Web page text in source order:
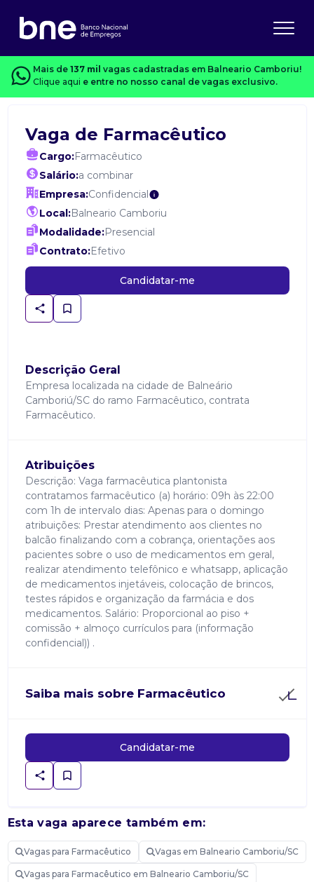
Mais de 137 mil vagas cadastradas em Balneario Camboriu!
Clique aqui e entre no nosso canal de vagas exclusivo.
Vaga de Farmacêutico
Cargo:Farmacêutico
Salário:a combinar
Empresa:Confidencial
Local:Balneario Camboriu
Modalidade:Presencial
Contrato:Efetivo
Candidatar-me
Descrição Geral
Empresa localizada na cidade de Balneário
Camboriú/SC do ramo Farmacêutico, contrata
Farmacêutico.
Atribuições
Descrição: Vaga farmacêutica plantonista
contratamos farmacêutico (a) horário: 09h às 22:00
com 1h de intervalo dias: Apenas para o domingo
atribuições: Prestar atendimento aos clientes no
balcão finalizando com a cobrança, orientações aos
pacientes sobre o uso de medicamentos em geral,
realizar atendimento telefônico e whatsapp, aplicação
de medicamentos injetáveis, colocação de brincos,
testes rápidos e organização da farmácia e dos
medicamentos. Salário: Proporcional ao piso +
comissão + almoço currículos para (informação
confidencial)) .
Saiba mais sobre Farmacêutico
Candidatar-me
Esta vaga aparece também em:
Vagas para Farmacêutico Vagas em Balneario Camboriu/SC
Vagas para Farmacêutico em Balneario Camboriu/SC